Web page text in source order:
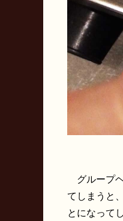
グループ
てしまうと
とになって